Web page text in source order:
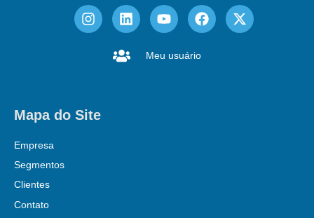
Meu usuário
Mapa do Site
Empresa
Segmentos
Clientes
Contato